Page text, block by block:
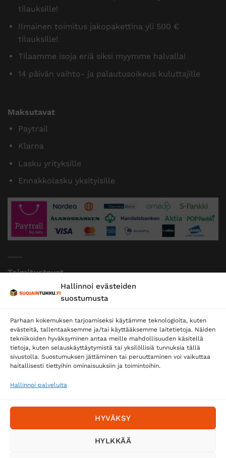
Hallinnoi evästeiden
suostumusta
Parhaan kokemuksen tarjoamiseksi käytämme teknologioita, kuten
evästeitä, tallentaaksemme ja/tai käyttääksemme laitetietoja. Näiden
tekniikoiden hyväksyminen antaa meille mahdollisuuden käsitellä
tietoja, kuten selauskäyttäytymistä tai yksilöllisiä tunnuksia tällä
sivustolla. Suostumuksen jättäminen tai peruuttaminen voi vaikuttaa
haitallisesti tiettyihin ominaisuuksiin ja toimintoihin.
Hallinnoi palveluita
HYVÄKSY
HYLKKÄÄ
tilauksille!
Ilmainen toimitus jakopakettina yli 500 €
tilauksille!
Tilaamme isoja eriä siksi myymme halvalla!
14 päivän vaihto- ja palautusoikeus kuluttajille
Maksutavat
Paytrail
Klarna
Lasku yrityksille
Ennakkolasku yksityisille
Toimitustavat
Posti
Postnord
Tilaa uutiskirje ja saat erikoisalennuksia